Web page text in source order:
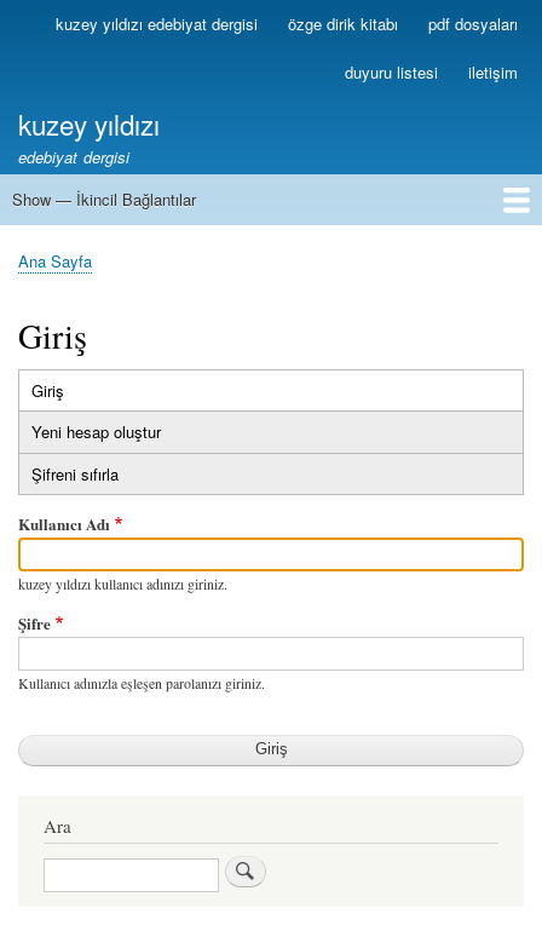
Ana
içeriğe
Birincilkuzey yıldızı edebiyat dergisi özge dirik kitabı pdf dosyaları
duyuru listesi iletişim
kuzey yıldızı
edebiyat dergisi
İkincil
Show — İkincil Bağlantılar
1
2
3
4
5
6
7
8
9
10
11
12
13
Sayfa
Ana Sayfa
Giriş
Birincil
sekmeler
Giriş
sekme)
Yeni hesap oluştur
Şifreni sıfırla
Kullanıcı Adı
kuzey yıldızı kullanıcı adınızı giriniz.
Şifre
Kullanıcı adınızla eşleşen parolanızı giriniz.
Ara
Ara